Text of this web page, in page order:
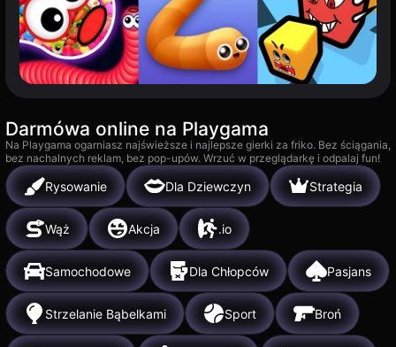
Darmówa online na Playgama
Na Playgama ogarniasz najświeższe i najlepsze gierki za friko. Bez ściągania,
bez nachalnych reklam, bez pop-upów. Wrzuć w przeglądarkę i odpalaj fun!
Rysowanie Dla Dziewczyn Strategia
Wąż Akcja .io
Samochodowe Dla Chłopców Pasjans
Strzelanie Bąbelkami Sport Broń